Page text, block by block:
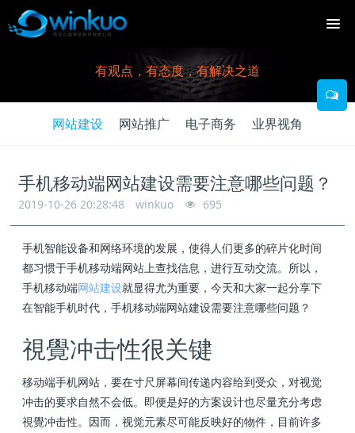
有观点，有态度，有解决之道
网站建设 网站推广 电子商务 业界视角
手机移动端网站建设需要注意哪些问题？
2019-10-26 20:28:48 winkuo 695
手机智能设备和网络环境的发展，使得人们更多的碎片化时间
都习惯于手机移动端网站上查找信息，进行互动交流。所以，
手机移动端网站建设就显得尤为重要，今天和大家一起分享下
在智能手机时代，手机移动端网站建设需要注意哪些问题？
視覺冲击性很关键
移动端手机网站，要在寸尺屏幕间传递内容给到受众，对视觉
冲击的要求自然不会低。即便是好的方案设计也尽量充分考虑
視覺冲击性。因而，视觉元素尽可能反映好的物件，目前许多